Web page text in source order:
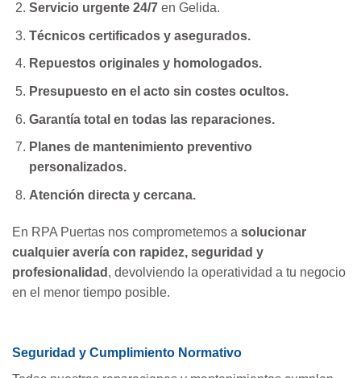
Servicio urgente 24/7en Gelida.
Técnicos certificados y asegurados.
Repuestos originales y homologados.
Presupuesto en el acto sin costes ocultos.
Garantía total en todas las reparaciones.
Planes de mantenimiento preventivo
personalizados.
Atención directa y cercana.
En RPA Puertas nos comprometemos a solucionar
cualquier avería con rapidez, seguridad y
profesionalidad , devolviendo la operatividad a tu negocio
en el menor tiempo posible.
Seguridad y Cumplimiento Normativo